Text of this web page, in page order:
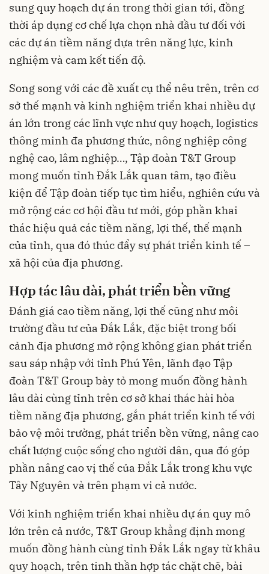
sung quy hoạch dự án trong thời gian tới, đồng
thời áp dụng cơ chế lựa chọn nhà đầu tư đối với
các dự án tiềm năng dựa trên năng lực, kinh
nghiệm và cam kết tiến độ.
Song song với các đề xuất cụ thể nêu trên, trên cơ
sở thế mạnh và kinh nghiệm triển khai nhiều dự
án lớn trong các lĩnh vực như quy hoạch, logistics
thông minh đa phương thức, nông nghiệp công
nghệ cao, lâm nghiệp…, Tập đoàn T&T Group
mong muốn tỉnh Đắk Lắk quan tâm, tạo điều
kiện để Tập đoàn tiếp tục tìm hiểu, nghiên cứu và
mở rộng các cơ hội đầu tư mới, góp phần khai
thác hiệu quả các tiềm năng, lợi thế, thế mạnh
của tỉnh, qua đó thúc đẩy sự phát triển kinh tế –
xã hội của địa phương.
Hợp tác lâu dài, phát triển bền vững
Đánh giá cao tiềm năng, lợi thế cũng như môi
trường đầu tư của Đắk Lắk, đặc biệt trong bối
cảnh địa phương mở rộng không gian phát triển
sau sáp nhập với tỉnh Phú Yên, lãnh đạo Tập
đoàn T&T Group bày tỏ mong muốn đồng hành
lâu dài cùng tỉnh trên cơ sở khai thác hài hòa
tiềm năng địa phương, gắn phát triển kinh tế với
bảo vệ môi trường, phát triển bền vững, nâng cao
chất lượng cuộc sống cho người dân, qua đó góp
phần nâng cao vị thế của Đắk Lắk trong khu vực
Tây Nguyên và trên phạm vi cả nước.
Với kinh nghiệm triển khai nhiều dự án quy mô
lớn trên cả nước, T&T Group khẳng định mong
muốn đồng hành cùng tỉnh Đắk Lắk ngay từ khâu
quy hoạch, trên tinh thần hợp tác chặt chẽ, bài